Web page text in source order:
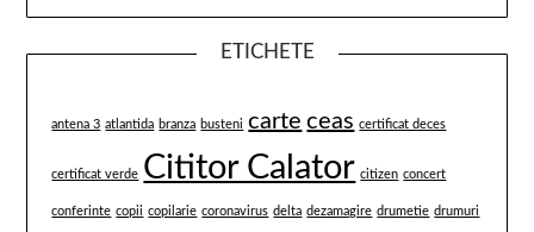
ETICHETE
antena 3 atlantida branza busteni carte ceas certificat deces
certificat verde Cititor Calator citizen concert
conferinte copii copilarie coronavirus delta dezamagire drumetie drumuri